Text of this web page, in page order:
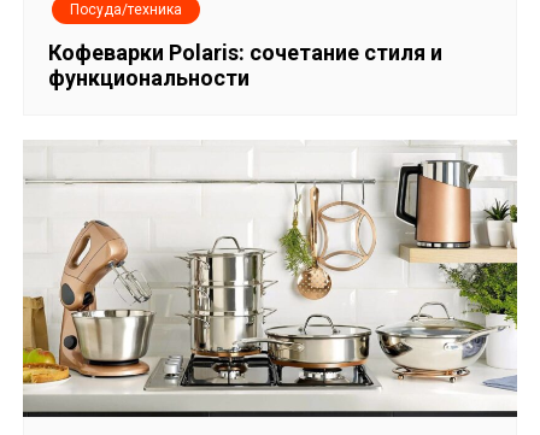
Посуда/техника
Кофеварки Polaris: сочетание стиля и
функциональности